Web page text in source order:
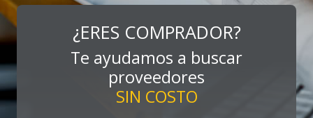
Especificaciones:
cualquiera
Aplicar al Requerimiento
Empresa en Jalisco
¿ERES COMPRADOR?
Te ayudamos a buscar
proveedores
SIN COSTO